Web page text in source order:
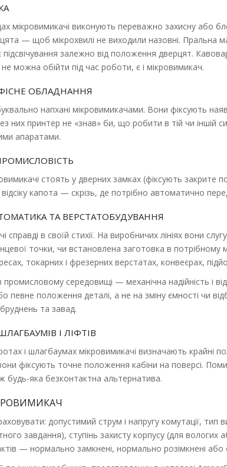
мікровимикачі виконують переважно захисну або
— щоб мікрохвилі не виходили назовні. Пральна
залежно від положення дверцят.
можна обійти під час роботи, є і мікровимикач.
ОБЛАДНАННЯ
напхані мікровимикачами. Вони фіксують
них принтер не «знав» би, що робити в тій чи іншій
апаратами.
стоять у дверних замках (фіксують закрите
капота — скрізь, де потрібно автоматично
ТА ВЕРСТАТОБУДУВАННЯ
справді в своїй стихії. На виробничих лініях вони
точки, чи встановлена заготовка в потрібному
токарних і фрезерних верстатах, конвеєрах,
середовищі — механічна надійність і
певне положення деталі, а не на зміну ємності чи
та завад.
І ЛІФТІВ
і шлагбаумах мікровимикачі визначають крайні
фіксують точне положення кабіни на поверсі.
будь-яка безконтактна альтернатива.
допустимий струм і напругу комутації,
завдання), ступінь захисту корпусу (для
— нормально замкнені, нормально розімкнені